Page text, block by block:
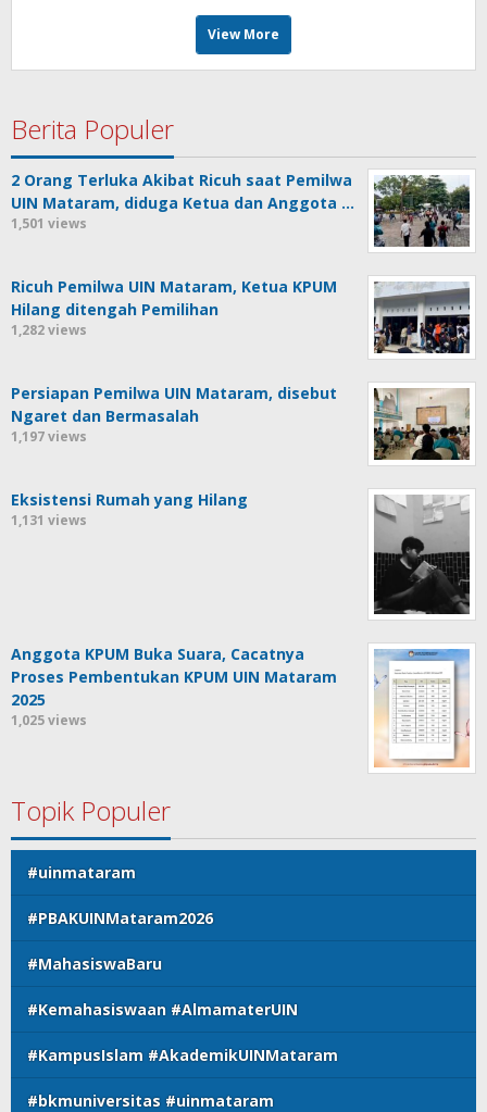
View More
Berita Populer
2 Orang Terluka Akibat Ricuh saat Pemilwa
UIN Mataram, diduga Ketua dan Anggota …
1,501 views
Ricuh Pemilwa UIN Mataram, Ketua KPUM
Hilang ditengah Pemilihan
1,282 views
Persiapan Pemilwa UIN Mataram, disebut
Ngaret dan Bermasalah
1,197 views
Eksistensi Rumah yang Hilang
1,131 views
Anggota KPUM Buka Suara, Cacatnya
Proses Pembentukan KPUM UIN Mataram
2025
1,025 views
Topik Populer
#uinmataram
#PBAKUINMataram2026
#MahasiswaBaru
#Kemahasiswaan #AlmamaterUIN
#KampusIslam #AkademikUINMataram
#bkmuniversitas #uinmataram